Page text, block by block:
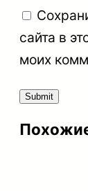
сайта в
моих